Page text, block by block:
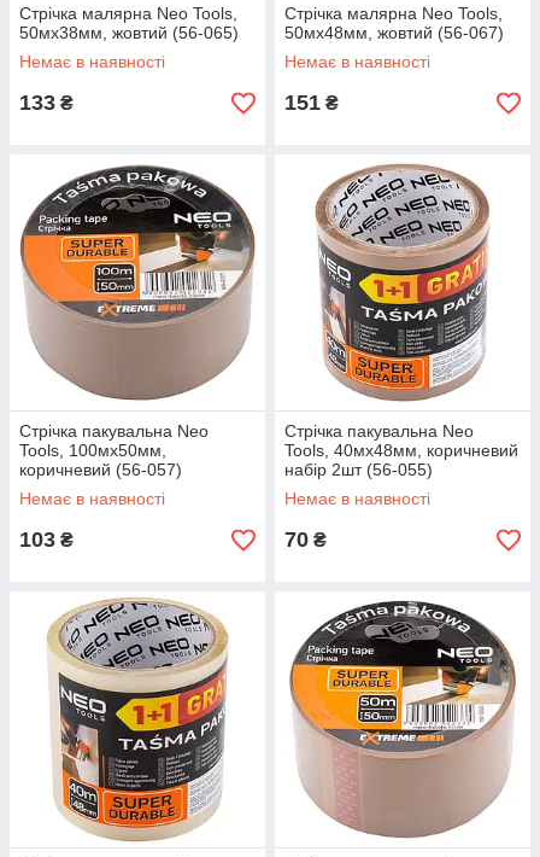
Стрічка малярна Neo Tools,
50мх38мм, жовтий (56-065)
Немає в наявності
133 ₴
Стрічка малярна Neo Tools,
50мх48мм, жовтий (56-067)
Немає в наявності
151 ₴
Стрічка пакувальна Neo
Tools, 100мх50мм,
коричневий (56-057)
Немає в наявності
103 ₴
Стрічка пакувальна Neo
Tools, 40мх48мм, коричневий
набір 2шт (56-055)
Немає в наявності
70 ₴